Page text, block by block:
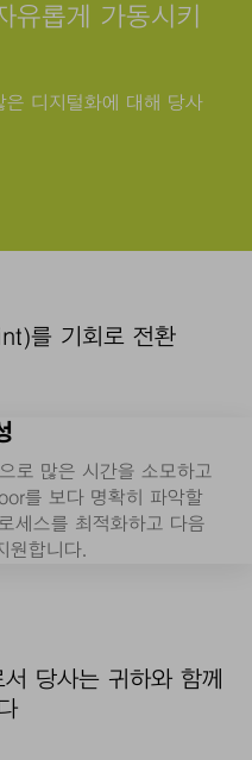
유롭게 가동시키
디지털화에 대해 당사
를 기회로 전환
로 많은 시간을 소모하고
를 보다 명확히 파악할
세스를 최적화하고 다음
원합니다.
당사는 귀하와 함께